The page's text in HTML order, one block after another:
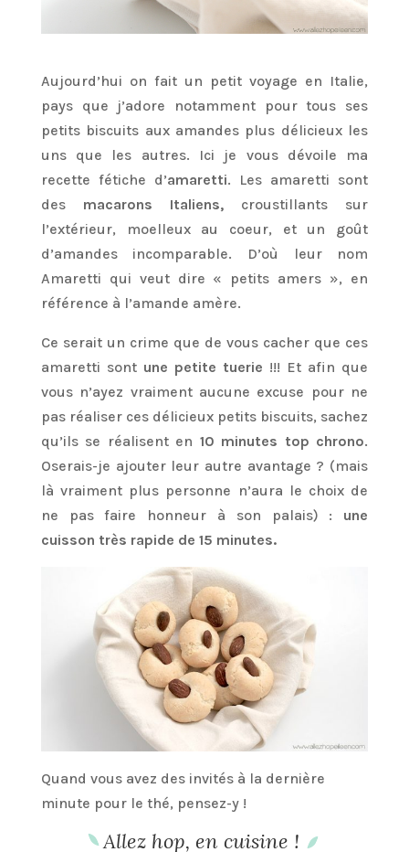
Aujourd’hui on fait un petit voyage en Italie,
pays que j’adore notamment pour tous ses
petits biscuits aux amandes plus délicieux les
uns que les autres. Ici je vous dévoile ma
recette fétiche d’amaretti. Les amaretti sont
des macarons Italiens, croustillants sur
l’extérieur, moelleux au coeur, et un goût
d’amandes incomparable. D’où leur nom
Amaretti qui veut dire « petits amers », en
référence à l’amande amère.
Ce serait un crime que de vous cacher que ces
amaretti sont une petite tuerie !!! Et afin que
vous n’ayez vraiment aucune excuse pour ne
pas réaliser ces délicieux petits biscuits, sachez
qu’ils se réalisent en 10 minutes top chrono.
Oserais-je ajouter leur autre avantage ? (mais
là vraiment plus personne n’aura le choix de
ne pas faire honneur à son palais) : une
cuisson très rapide de 15 minutes.
Quand vous avez des invités à la dernière
minute pour le thé, pensez-y !
Allez hop, en cuisine !